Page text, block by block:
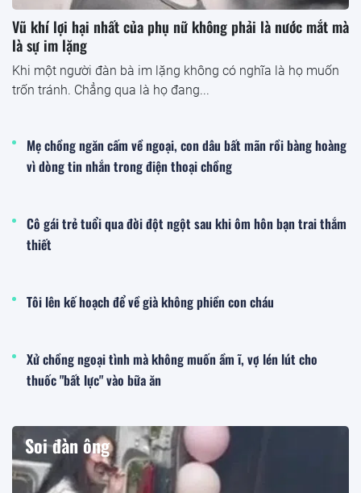
Vũ khí lợi hại nhất của phụ nữ không phải là nước mắt mà
là sự im lặng
Khi một người đàn bà im lặng không có nghĩa là họ muốn
trốn tránh. Chẳng qua là họ đang...
Mẹ chồng ngăn cấm về ngoại, con dâu bất mãn rồi bàng hoàng
vì dòng tin nhắn trong điện thoại chồng
Cô gái trẻ tuổi qua đời đột ngột sau khi ôm hôn bạn trai thắm
thiết
Tôi lên kế hoạch để về già không phiền con cháu
Xử chồng ngoại tình mà không muốn ầm ĩ, vợ lén lút cho
thuốc "bất lực" vào bữa ăn
Soi đàn ông